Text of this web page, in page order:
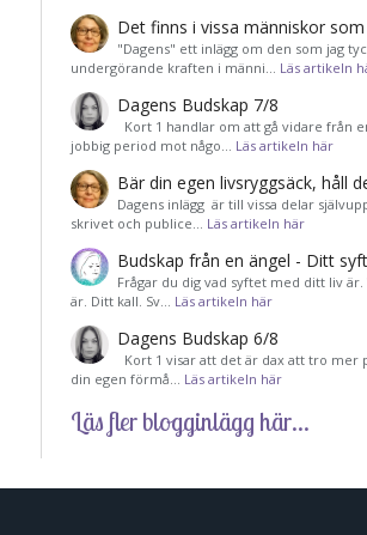
Det finns i vissa människor
"Dagens" ett inlägg om den som jag
undergörande kraften i männi… Läs artikeln
Dagens Budskap 7/8
Kort 1 handlar om att gå vidare från
jobbig period mot någo… Läs artikeln här
Bär din egen livsryggsäck, håll
Dagens inlägg är till vissa delar
skrivet och publice… Läs artikeln här
Budskap från en ängel - Ditt
Frågar du dig vad syftet med ditt liv
är. Ditt kall. Sv… Läs artikeln här
Dagens Budskap 6/8
Kort 1 visar att det är dax att tro mer
din egen förmå… Läs artikeln här
Läs fler blogginlägg här...